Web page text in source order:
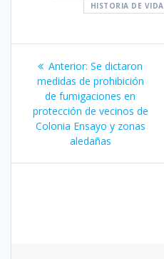
HISTORIA DE VIDA
Navegación
de
entradas
Anterior: Entrada
anterior:
Se dictaron
medidas de prohibición
de fumigaciones en
protección de vecinos de
Colonia Ensayo y zonas
aledañas